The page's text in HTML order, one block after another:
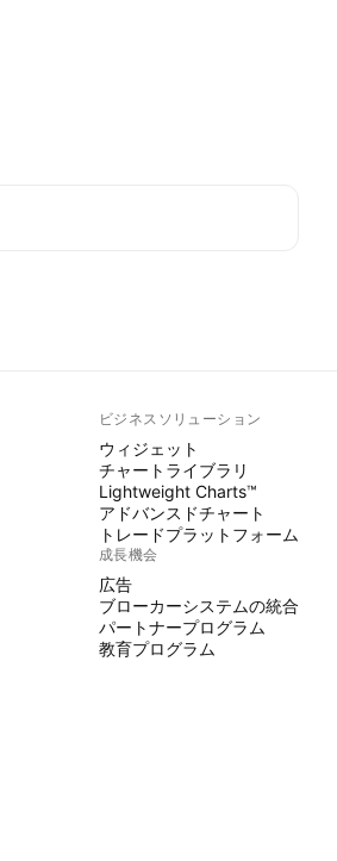
ビジネスソリューション
ウィジェット
チャートライブラリ
Lightweight Charts™
アドバンスドチャート
トレードプラットフォーム
成長機会
広告
ブローカーシステムの統合
パートナープログラム
教育プログラム